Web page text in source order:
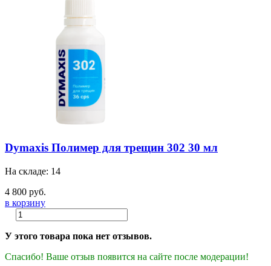
Dymaxis Полимер для трещин 302 30 мл
На складе: 14
4 800 руб.
в корзину
У этого товара пока нет отзывов.
Спасибо! Ваше отзыв появится на сайте после модерации!